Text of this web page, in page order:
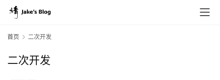
首页 二次开发
二次开发